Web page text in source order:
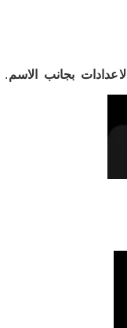
الاعدادات بجانب الاسم.